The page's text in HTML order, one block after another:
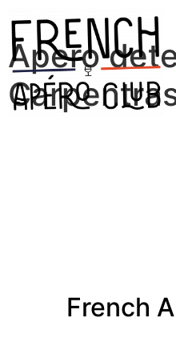
Apero
French